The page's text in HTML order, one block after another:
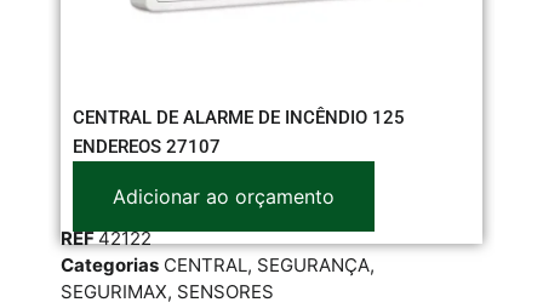
CENTRAL DE ALARME DE INCÊNDIO 125
ENDEREOS 27107
Adicionar ao orçamento
REF42122
Categorias CENTRAL, SEGURANÇA,
SEGURIMAX, SENSORES